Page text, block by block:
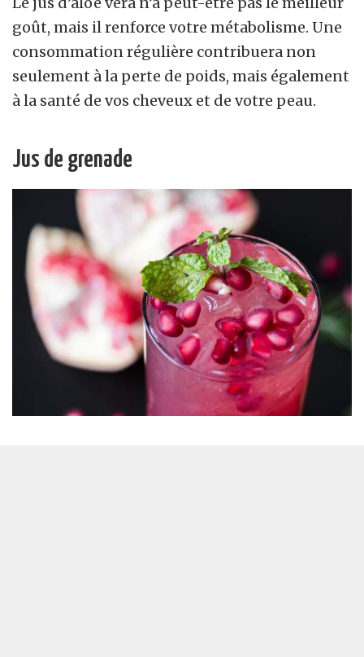
goût, mais il renforce votre métabolisme. Une
consommation régulière contribuera non
seulement à la perte de poids, mais également
à la santé de vos cheveux et de votre peau.
Jus de grenade